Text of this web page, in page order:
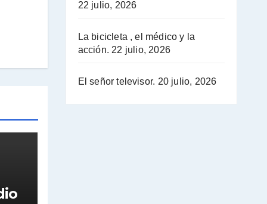
22 julio, 2026
La bicicleta , el médico y la
acción. 22 julio, 2026
El señor televisor. 20 julio, 2026